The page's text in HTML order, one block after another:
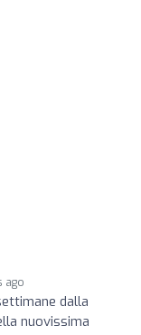
ago
dalla
nuovissima